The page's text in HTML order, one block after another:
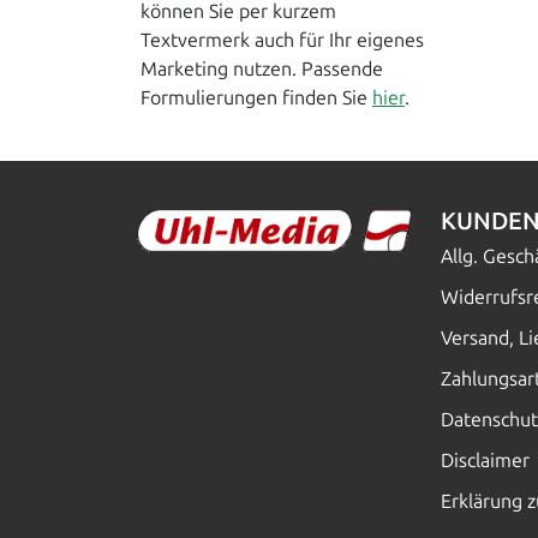
können Sie per kurzem
Textvermerk auch für Ihr eigenes
Marketing nutzen. Passende
Formulierungen finden Sie hier.
Allg.
Versand,
Disclaimer
Erklärung